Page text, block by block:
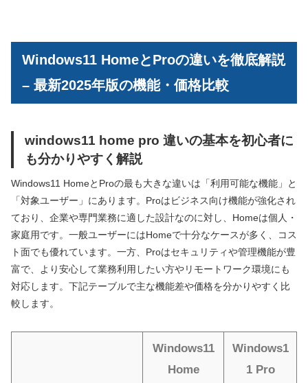
Windows11 HomeとProの違いを徹底解説
– 最新2025年版の機能・価格比較
windows11 home pro 違いの基本を初心者に
も分かりやすく解説
Windows11 HomeとProの最も大きな違いは「利用可能な機能」と
「対象ユーザー」にあります。Proはビジネス向け機能が強化され
ており、企業や専門業務に適した設計なのに対し、Homeは個人・
家庭用です。一般ユーザーにはHomeで十分なケースが多く、コス
ト面でも優れています。一方、Proはセキュリティや管理機能が豊
富で、より安心して業務利用したい方やリモートワーク環境にも
対応します。下記テーブルで主な機能差や価格を分かりやすく比
較します。
Windows11
Home
Windows1
1 Pro